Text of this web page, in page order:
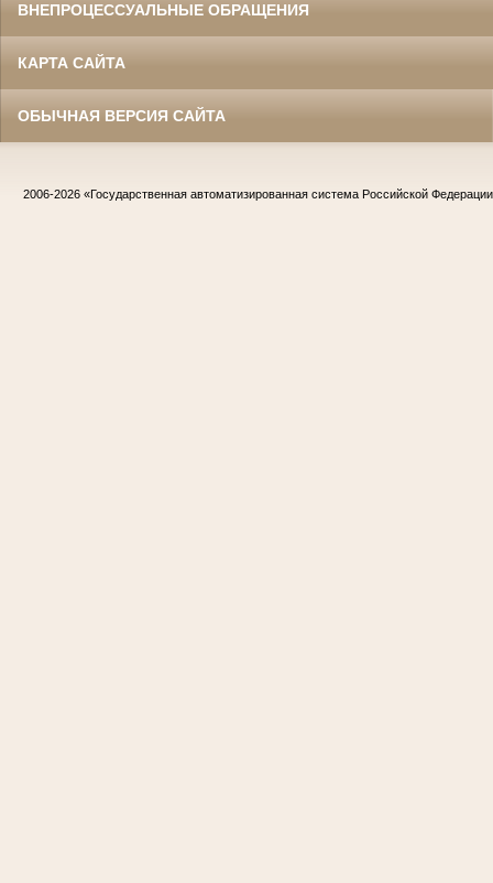
ВНЕПРОЦЕССУАЛЬНЫЕ ОБРАЩЕНИЯ
КАРТА САЙТА
ОБЫЧНАЯ ВЕРСИЯ САЙТА
2006-2026 «Государственная автоматизированная система Российской